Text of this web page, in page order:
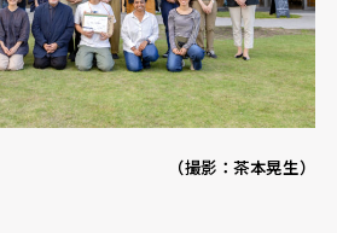
（撮影：茶本晃生）